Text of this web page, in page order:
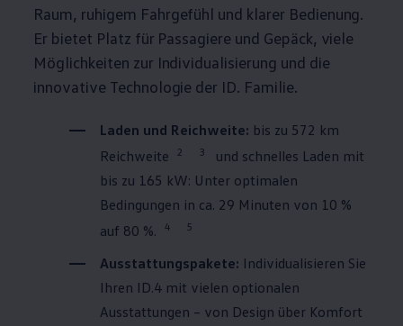
Raum, ruhigem Fahrgefühl und klarer Bedienung.
Er bietet Platz für Passagiere und Gepäck, viele
Möglichkeiten zur Individualisierung und die
innovative Technologie der ID. Familie.
Laden und Reichweite: bis zu 572 km
Reichweite
2 3
und schnelles Laden mit
bis zu 165 kW: Unter optimalen
Bedingungen in ca. 29 Minuten von 10 %
auf 80 %.
4 5
Ausstattungspakete: Individualisieren Sie
Ihren ID.4 mit vielen optionalen
Ausstattungen – von Design über Komfort